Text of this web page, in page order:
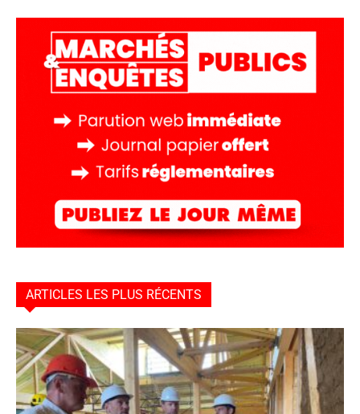
ARTICLES LES PLUS RÉCENTS